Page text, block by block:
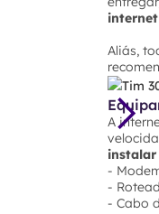
Aliás,
Slide 2
A
instalar
-
-
- Cabo